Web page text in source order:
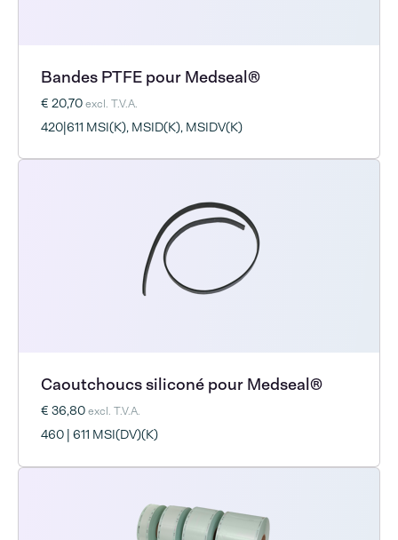
Bandes PTFE pour Medseal®
€ 20,70excl. T.V.A.
420|611 MSI(K), MSID(K), MSIDV(K)
Caoutchoucs siliconé pour Medseal®
€ 36,80excl. T.V.A.
460 | 611 MSI(DV)(K)